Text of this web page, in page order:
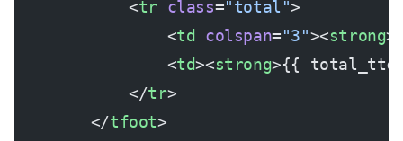
            <
tr class="total">
                <
td colspan="3"><strong
                <
td><strong>{{ total_ttc
            </
tr>
        </
tfoot>